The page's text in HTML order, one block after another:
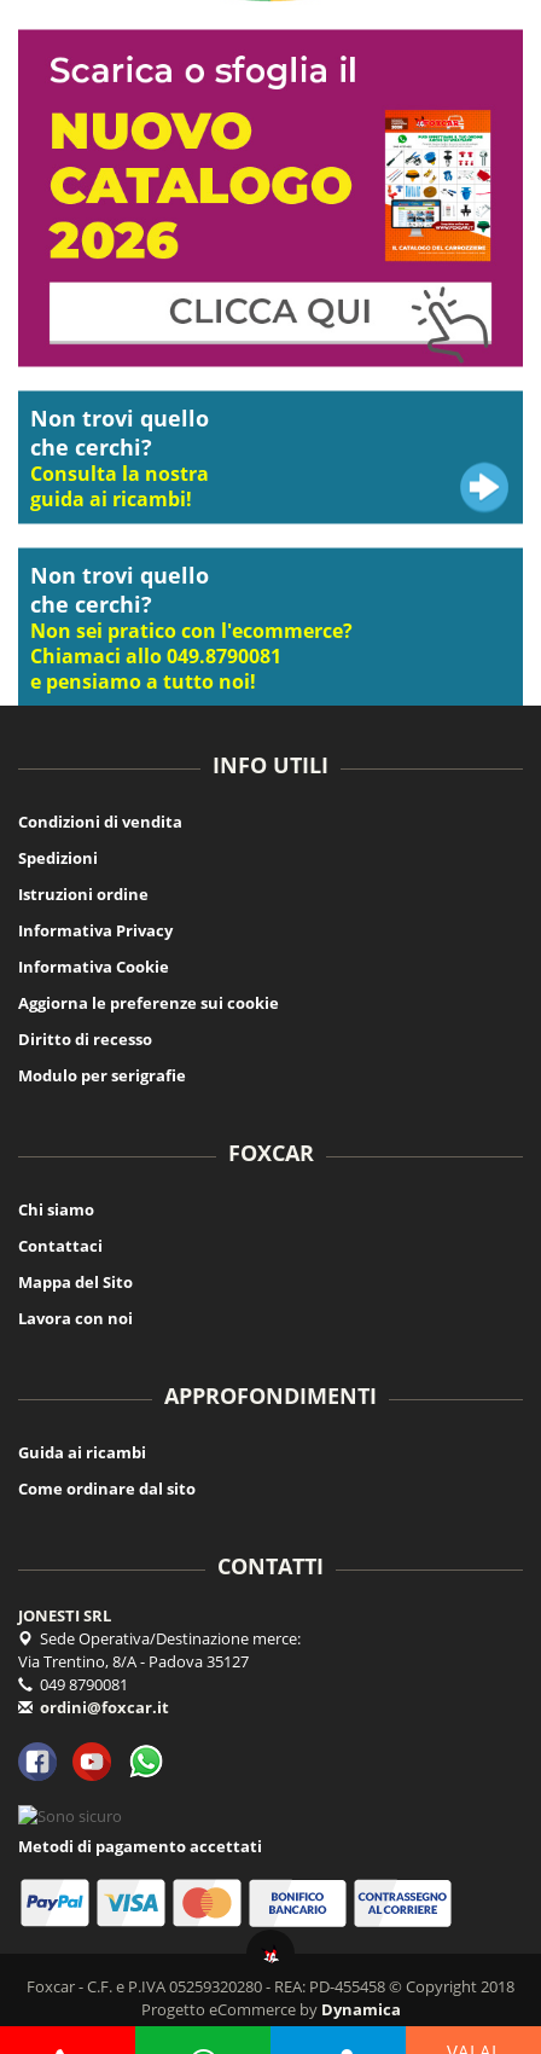
Non trovi quello
che cerchi?
Consulta la nostra
guida ai ricambi!
Non trovi quello
che cerchi?
Non sei pratico con l'ecommerce?
Chiamaci allo 049.8790081
e pensiamo a tutto noi!
INFO UTILI
Condizioni di vendita
Spedizioni
Istruzioni ordine
Informativa Privacy
Informativa Cookie
Aggiorna le preferenze sui cookie
Diritto di recesso
Modulo per serigrafie
FOXCAR
Chi siamo
Contattaci
Mappa del Sito
Lavora con noi
APPROFONDIMENTI
Guida ai ricambi
Come ordinare dal sito
CONTATTI
JONESTI SRL
Sede Operativa/Destinazione merce:
Via Trentino, 8/A - Padova 35127
049 8790081
ordini@foxcar.it
Metodi di pagamento accettati
Foxcar - C.F. e P.IVA 05259320280 - REA: PD-455458 © Copyright 2018
Progetto eCommerce by Dynamica